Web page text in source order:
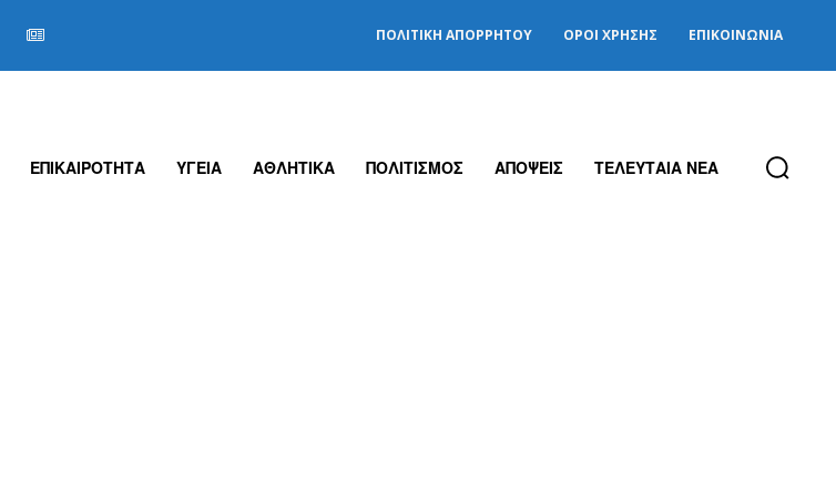
ΠΟΛΙΤΙΚΉ ΑΠΟΡΡΉΤΟΥ ΌΡΟΙ ΧΡΉΣΗΣ ΕΠΙΚΟΙΝΩΝΊΑ
ΕΠΙΚΑΙΡΟΤΗΤΑ ΥΓΕΙΑ ΑΘΛΗΤΙΚΑ ΠΟΛΙΤΙΣΜΟΣ ΑΠΟΨΕΙΣ ΤΕΛΕΥΤΑΙΑ ΝΕΑ